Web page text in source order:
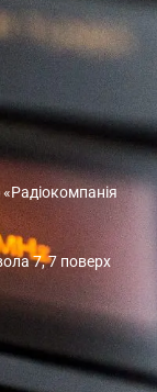
7, 7 поверх